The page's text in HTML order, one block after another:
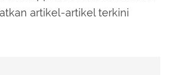
artikel-artikel terkini